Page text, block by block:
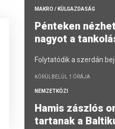
MAKRO / KÜLGAZDASÁG
Pénteken
nagyot a
Folytatódik a szerdán
KÖRÜLBELÜL 1 ÓRÁJA
NEMZETKÖZI
Hamis zászlós
tartanak a